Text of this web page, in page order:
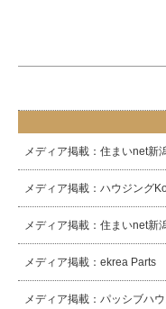
メディア掲載：住まいnet新
メディア掲載：ハウジング
メディア掲載：住まいnet新
メディア掲載：ekrea Parts
メディア掲載：パッシブハ